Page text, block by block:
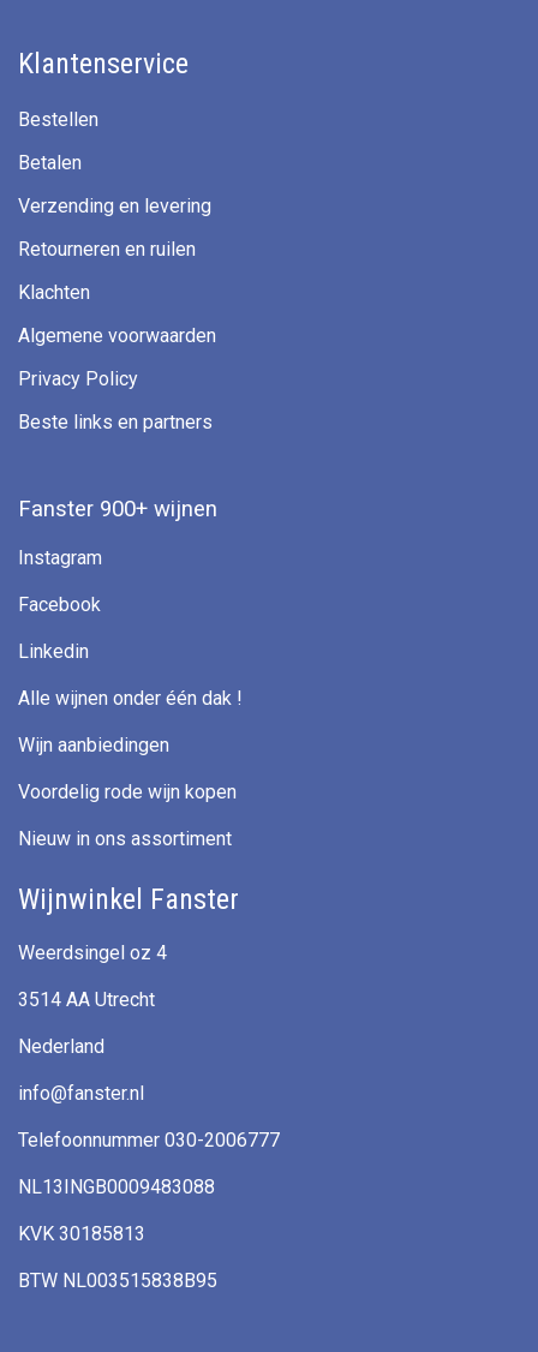
Klantenservice
Bestellen
Betalen
Verzending en levering
Retourneren en ruilen
Klachten
Algemene voorwaarden
Privacy Policy
Beste links en partners
Fanster 900+ wijnen
Instagram
Facebook
Linkedin
Alle wijnen onder één dak !
Wijn aanbiedingen
Voordelig rode wijn kopen
Nieuw in ons assortiment
Wijnwinkel Fanster
Weerdsingel oz 4
3514 AA Utrecht
Nederland
info@fanster.nl
Telefoonnummer 030-2006777
NL13INGB0009483088
KVK 30185813
BTW NL003515838B95